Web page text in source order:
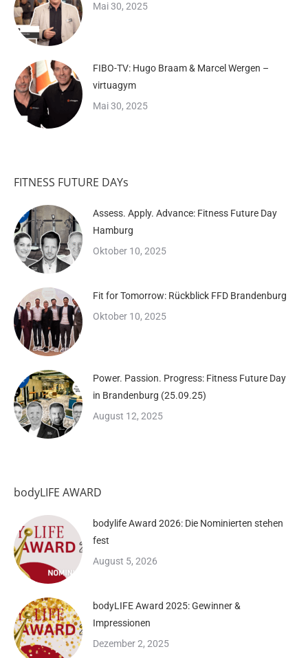
Mai 30, 2025
FIBO-TV: Hugo Braam & Marcel Wergen –
virtuagym
Mai 30, 2025
FITNESS FUTURE DAYs
Assess. Apply. Advance: Fitness Future Day
Hamburg
Oktober 10, 2025
Fit for Tomorrow: Rückblick FFD Brandenburg
Oktober 10, 2025
Power. Passion. Progress: Fitness Future Day
in Brandenburg (25.09.25)
August 12, 2025
bodyLIFE AWARD
bodylife Award 2026: Die Nominierten stehen
fest
August 5, 2026
bodyLIFE Award 2025: Gewinner &
Impressionen
Dezember 2, 2025